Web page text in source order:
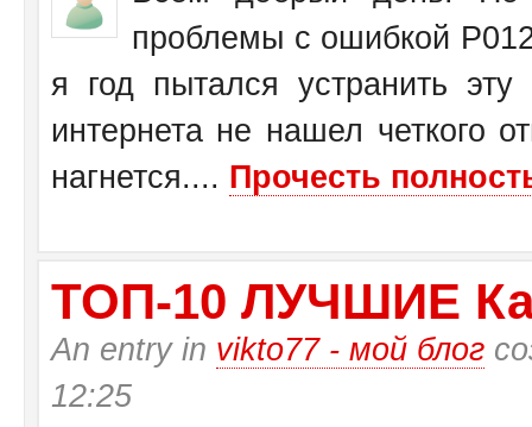
проблемы с ошибкой
я год пытался устранить
интернета не нашел четкого
нагнется.... Прочесть
ТО­П-10 ЛУЧШИЕ
An entry in vikto77 - мой блог
12:25